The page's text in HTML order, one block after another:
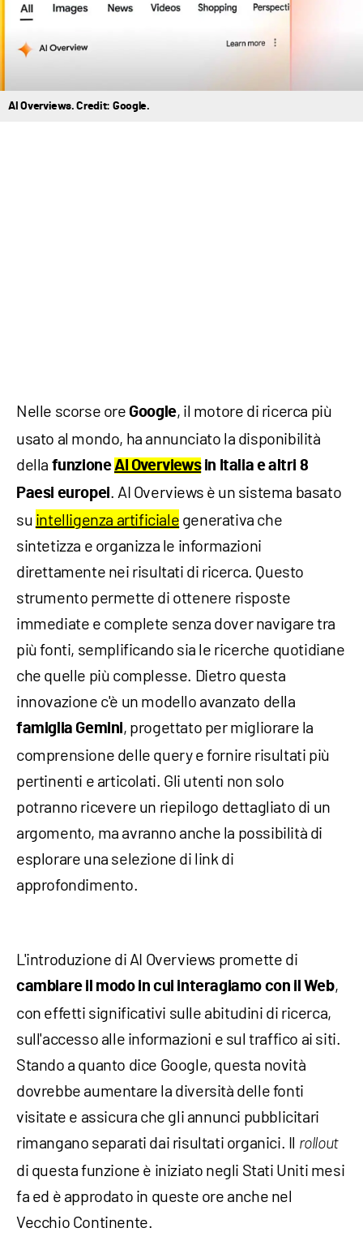
AI Overviews. Credit: Google.
Nelle scorse ore Google, il motore di ricerca più
usato al mondo, ha annunciato la disponibilità
della funzioneAI Overviewsin Italia e altri 8
Paesi europei. AI Overviews è un sistema basato
su intelligenza artificiale generativa che
sintetizza e organizza le informazioni
direttamente nei risultati di ricerca. Questo
strumento permette di ottenere risposte
immediate e complete senza dover navigare tra
più fonti, semplificando sia le ricerche quotidiane
che quelle più complesse. Dietro questa
innovazione c'è un modello avanzato della
famiglia Gemini, progettato per migliorare la
comprensione delle query e fornire risultati più
pertinenti e articolati. Gli utenti non solo
potranno ricevere un riepilogo dettagliato di un
argomento, ma avranno anche la possibilità di
esplorare una selezione di link di
approfondimento.
L'introduzione di AI Overviews promette di
cambiare il modo in cui interagiamo con il Web,
con effetti significativi sulle abitudini di ricerca,
sull'accesso alle informazioni e sul traffico ai siti.
Stando a quanto dice Google, questa novità
dovrebbe aumentare la diversità delle fonti
visitate e assicura che gli annunci pubblicitari
rimangano separati dai risultati organici. Il rollout
di questa funzione è iniziato negli Stati Uniti mesi
fa ed è approdato in queste ore anche nel
Vecchio Continente.